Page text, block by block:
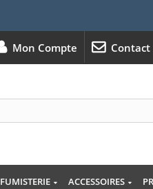
Contact
Mon Compte
FUMISTERIE ACCESSOIRES